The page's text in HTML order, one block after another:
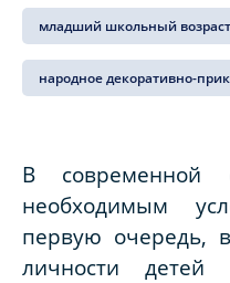
младший школьный возраст
народное декоративно-
В современной
необходимым
первую очередь,
личности детей